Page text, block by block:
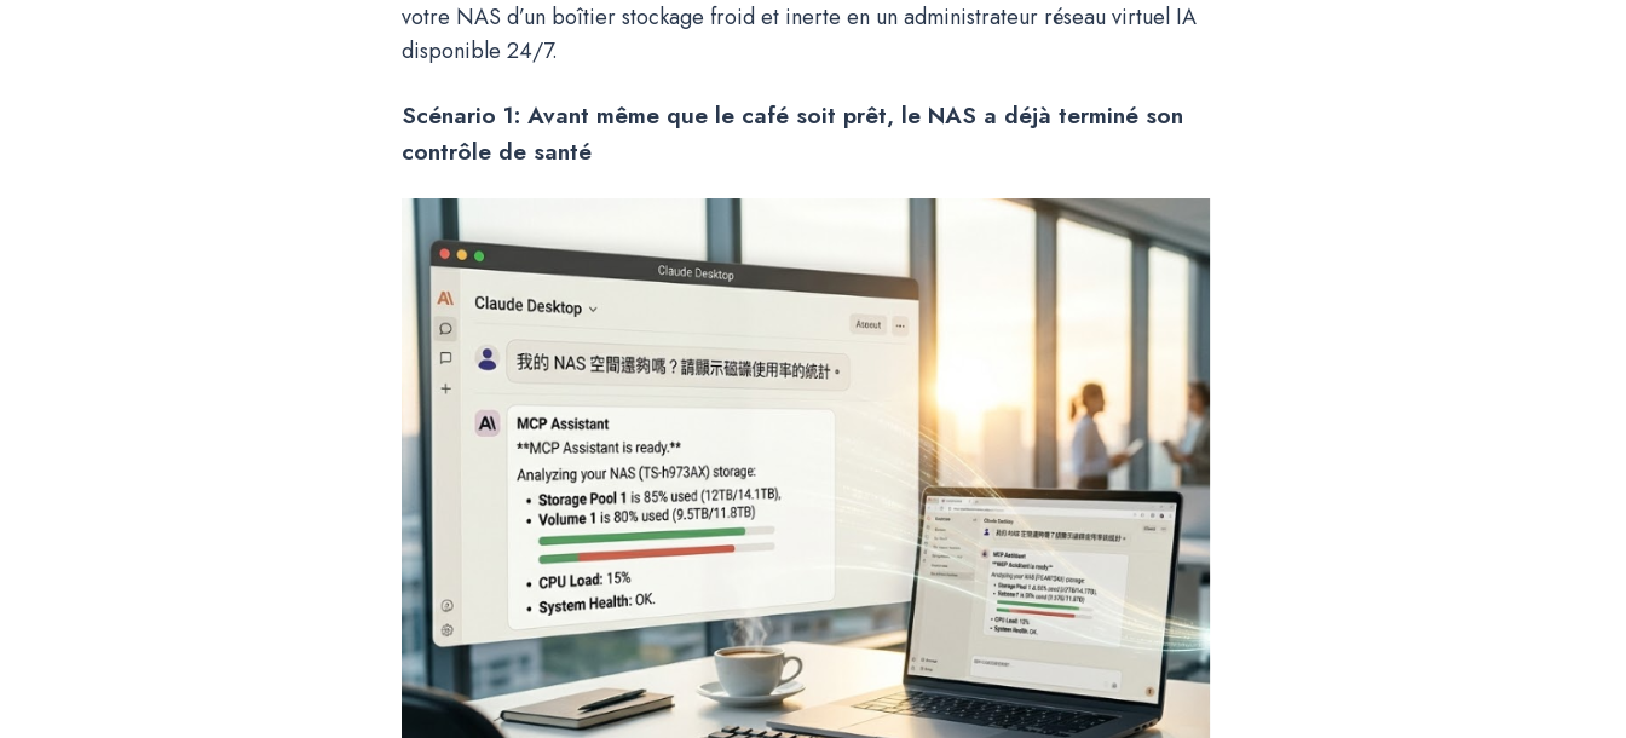
votre NAS d’un boîtier stockage froid et inerte en un administrateur réseau virtuel IA
disponible 24/7.
Scénario 1: Avant même que le café soit prêt, le NAS a déjà terminé son
contrôle de santé